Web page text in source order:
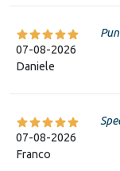
07-08-2026
Daniele
07-08-2026
Franco